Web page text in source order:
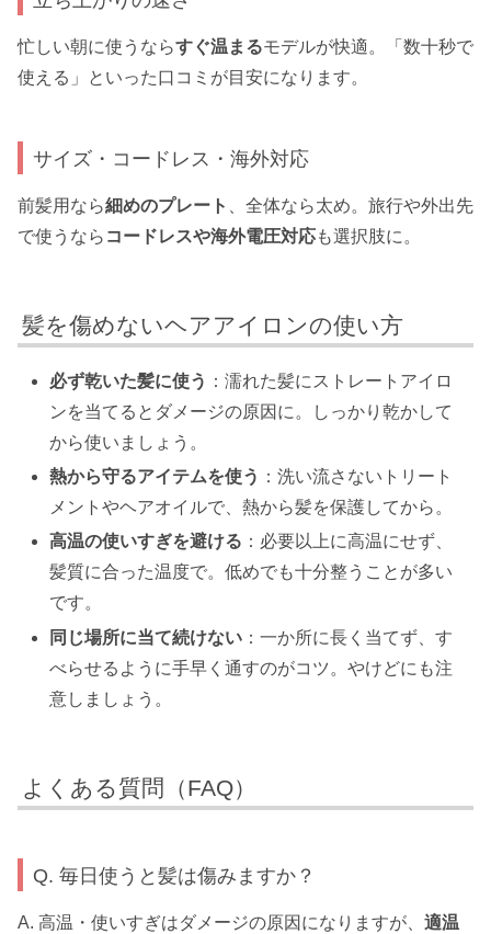
忙しい朝に使うならすぐ温まるモデルが快適。「数十秒で
使える」といった口コミが目安になります。
サイズ・コードレス・海外対応
前髪用なら細めのプレート
、全体なら太め。旅行や外出先
で使うなら コードレスや海外電圧対応も選択肢に。
髪を傷めないヘアアイロンの使い方
必ず乾いた髪に使う ：濡れた髪にストレートアイロ
ンを当てるとダメージの原因に。しっかり乾かして
から使いましょう。
熱から守るアイテムを使う ：洗い流さないトリート
メントやヘアオイルで、熱から髪を保護してから。
高温の使いすぎを避ける ：必要以上に高温にせず、
髪質に合った温度で。低めでも十分整うことが多い
です。
同じ場所に当て続けない ：一か所に長く当てず、す
べらせるように手早く通すのがコツ。やけどにも注
意しましょう。
よくある質問（FAQ）
Q. 毎日使うと髪は傷みますか？
A. 高温・使いすぎはダメージの原因になりますが、 適温